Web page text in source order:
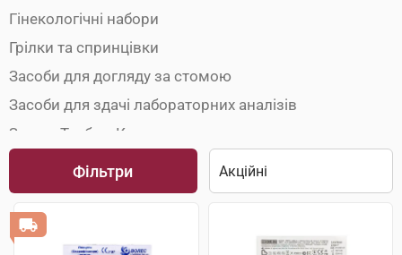
Гінекологічні набори
Грілки та спринцівки
Засоби для догляду за стомою
Засоби для здачі лабораторних аналізів
Зонди, Трубки, Катетери
Інструменти для анестезії
Кільця маткові
Медичні інструменти
Одноразовий медичний одяг
Фільтри